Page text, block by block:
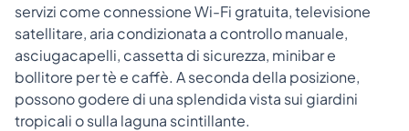
servizi come connessione Wi-Fi gratuita, televisione
satellitare, aria condizionata a controllo manuale,
asciugacapelli, cassetta di sicurezza, minibar e
bollitore per tè e caffè. A seconda della posizione,
possono godere di una splendida vista sui giardini
tropicali o sulla laguna scintillante.